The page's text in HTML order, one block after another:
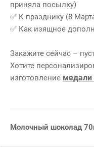
приняла посылку)
✅ К празднику (8
✅ Как изящное
Закажите сейчас –
Хотите
изготовление медали
Молочный шоколад